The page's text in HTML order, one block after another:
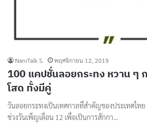
NaniTalk S. พฤศจิกายน 12, 2019
100 แคปชั่นลอยกระทง หวาน ๆ
โสด ทั้งมีคู่
วันลอยกระทงเป็นเทศกาลที่สำคัญของประเทศไท
ช่วงวันเพ็ญเดือน 12 เพื่อเป็นการสักกา…